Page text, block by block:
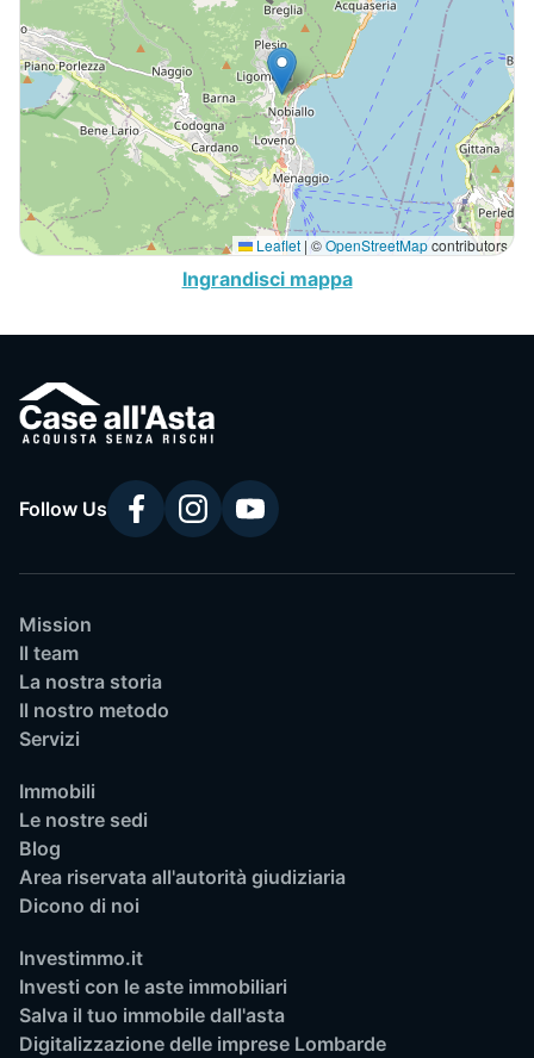
Leaflet | ©OpenStreetMapcontributors
Ingrandisci mappa
Follow Us
Mission
Il team
La nostra storia
Il nostro metodo
Servizi
Immobili
Le nostre sedi
Blog
Area riservata all'autorità giudiziaria
Dicono di noi
Investimmo.it
Investi con le aste immobiliari
Salva il tuo immobile dall'asta
Digitalizzazione delle imprese Lombarde